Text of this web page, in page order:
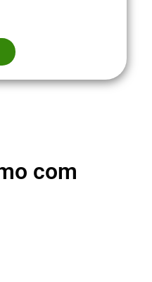
com